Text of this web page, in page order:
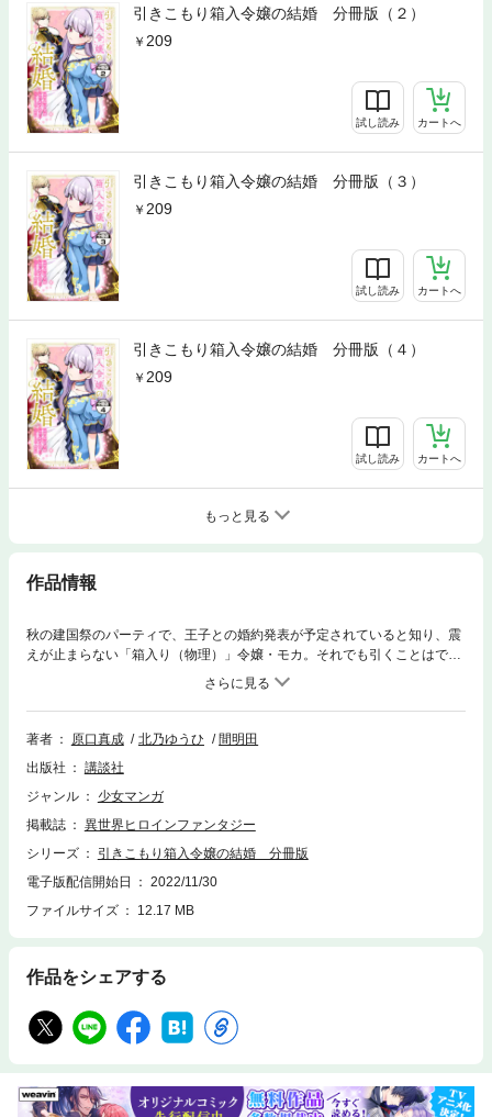
引きこもり箱入令嬢の結婚 分冊版（２）
209
試し読み カートへ
引きこもり箱入令嬢の結婚 分冊版（３）
209
試し読み カートへ
引きこもり箱入令嬢の結婚 分冊版（４）
209
試し読み カートへ
もっと見る
作品情報
秋の建国祭のパーティで、王子との婚約発表が予定されていると知り、震
えが止まらない「箱入り（物理）」令嬢・モカ。それでも引くことはでき
ない！ と決意を固める彼女に、サイフォン王子からお茶会のお誘いが。緊
張しながらも、『箱』のままお忍びでうまく登城できたモカの前に現れた
のは、幼い頃にトラウマを植え付けられた伯爵令嬢の姿で――――。箱入
り令嬢と王子様のおかしな恋模様を描く、新感覚ラブファンタジー第3
著者 原口真成 北乃ゆうひ
間明田
出版社
講談社
ジャンル
少女マンガ
掲載誌
異世界ヒロインファンタジー
シリーズ
引きこもり箱入令嬢の結婚 分冊版
電子版配信開始日
2022/11/30
ファイルサイズ
12.17 MB
作品をシェアする